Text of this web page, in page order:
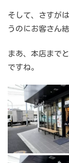
そして、さすが
うのにお客さん
まあ、本店まで
ですね。